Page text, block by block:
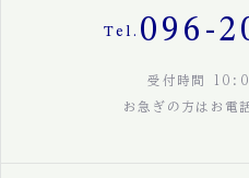
Tel. 096-
受付時間
お急ぎの方はお電